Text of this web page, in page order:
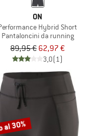
ON
Hybrid Short
Pantaloncini da running
89,95 € 62,97 €
3,0(1)
30%